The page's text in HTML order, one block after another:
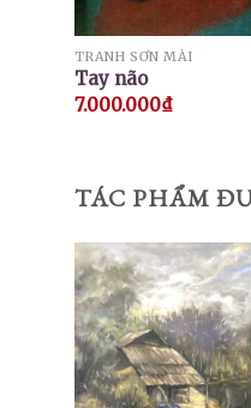
TRANH SƠN MÀI
Tay não
7.000.000₫
TÁC PHẨM